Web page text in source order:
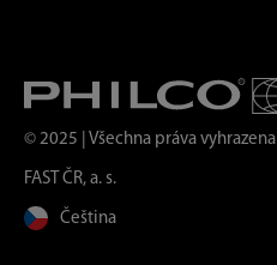
© 2025 | Všechna práva vyhrazena
FAST ČR, a. s.
Čeština